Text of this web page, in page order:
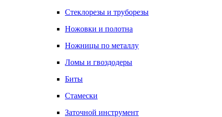
Стеклорезы и труборезы
Ножовки и полотна
Ножницы по металлу
Ломы и гвоздодеры
Биты
Стамески
Заточной инструмент